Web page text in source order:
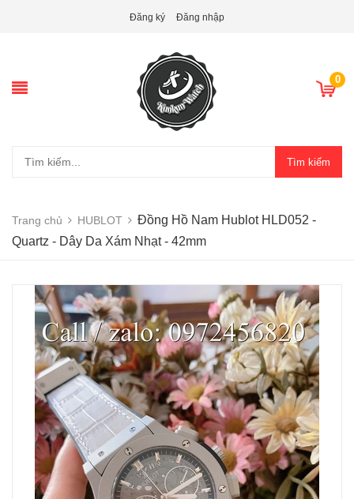
Đăng ký Đăng nhập
0
Tìm kiếm
Trang chủ HUBLOT
Đồng Hồ Nam Hublot HLD052 -
Quartz - Dây Da Xám Nhạt - 42mm